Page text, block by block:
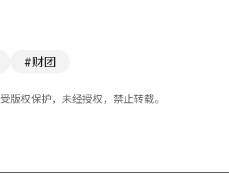
#财团
版权保护，未经授权，禁止转载。